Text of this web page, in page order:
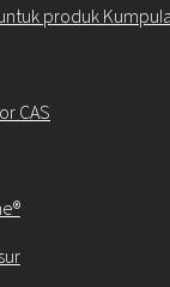
produk
CAS